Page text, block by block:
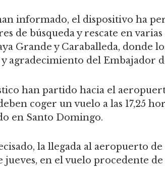
informado, el dispositivo ha
de búsqueda y rescate en
Grande y Caraballeda, donde
agradecimiento del Embajador
han partido hacia el
coger un vuelo a las 17,25
en Santo Domingo.
la llegada al aeropuerto de
jueves, en el vuelo procedente